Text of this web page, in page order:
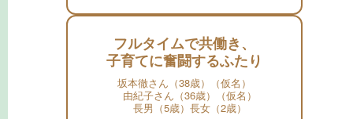
フルタイムで共働き、
子育てに奮闘するふたり
坂本徹さん（38歳）（仮名）
由紀子さん（36歳）（仮名）
長男（5歳）長女（2歳）